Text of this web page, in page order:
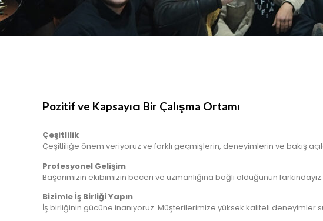
Pozitif ve Kapsayıcı Bir Çalışma Ortamı
Çeşitlilik
Çeşitliliğe önem veriyoruz ve farklı geçmişlerin, deneyimlerin ve bakış
Profesyonel Gelişim
Başarımızın ekibimizin beceri ve uzmanlığına bağlı olduğunun
Bizimle İş Birliği Yapın
İş birliğinin gücüne inanıyoruz. Müşterilerimize yüksek kaliteli deneyimler